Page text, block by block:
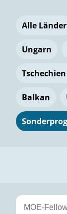
Alle Länder
Ungarn
Balkan